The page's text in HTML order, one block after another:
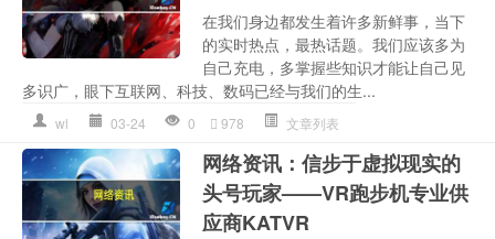
在我们身边都发生着许多新鲜事，当下
的实时热点，最热话题。我们应该多为
自己充电，多掌握些知识才能让自己见
多识广，眼下互联网、科技、数码已经与我们的生...
wl 03-24 0 978 文章列表
网络资讯：信步于虚拟现实的
头号玩家——VR跑步机专业供
应商KATVR